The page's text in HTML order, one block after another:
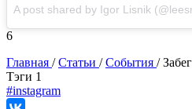
A post shared by Igor Lisnik
6
Главная /Статьи /События /
Tэги 1
#instagram